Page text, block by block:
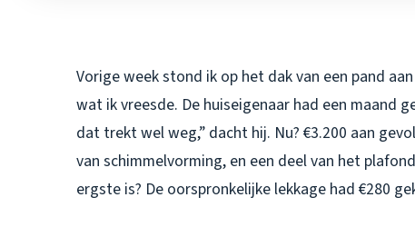
Vorige week stond ik op het dak van een pand
wat ik vreesde. De huiseigenaar had een maand
dat trekt wel weg,” dacht hij. Nu? €3.200 aan
van schimmelvorming, en een deel van het
ergste is? De oorspronkelijke lekkage had €280